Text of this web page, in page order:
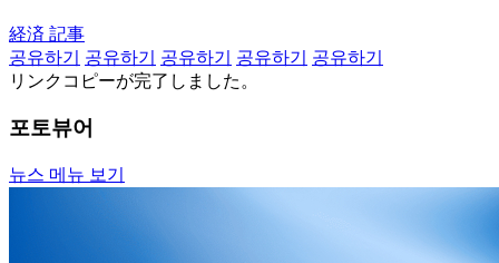
経済 記事
공유하기
공유하기 공유하기 공유하기
공유하기
リンクコピーが完了しました。
포토뷰어
뉴스 메뉴 보기